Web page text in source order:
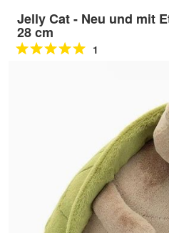
Jelly Cat - Neu und mit
28 cm
1